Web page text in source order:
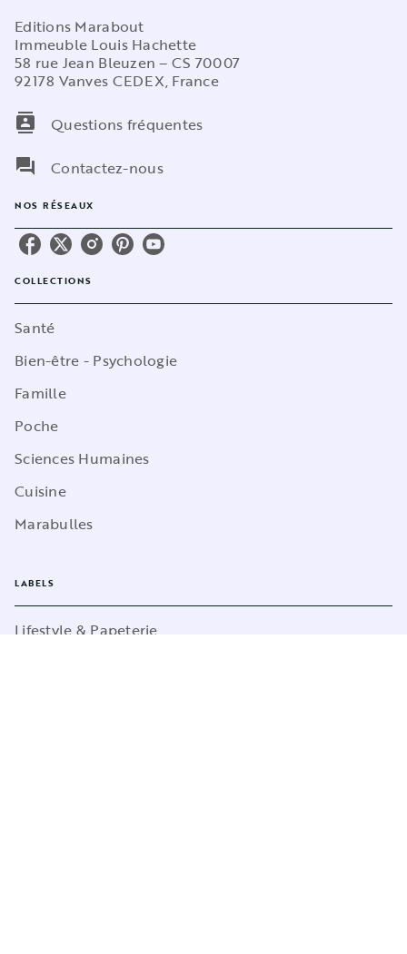
Editions Marabout
Immeuble Louis Hachette
58 rue Jean Bleuzen – CS 70007
92178 Vanves CEDEX, France
contacts
Questions fréquentes
question_answer
Contactez-nous
NOS RÉSEAUX
COLLECTIONS
Santé
Bien-être - Psychologie
Famille
Poche
Sciences Humaines
Cuisine
Marabulles
LABELS
Lifestyle & Papeterie